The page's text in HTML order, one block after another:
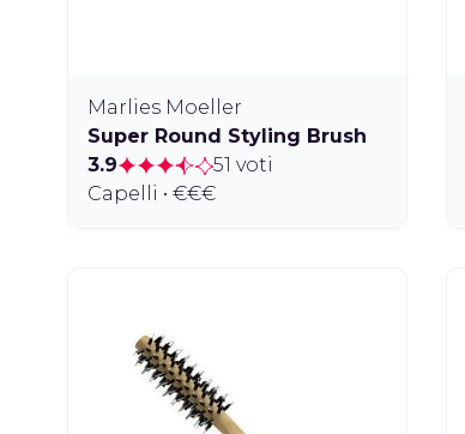
Marlies Moeller
Super Round Styling Brush
3.9
51 voti
Capelli • €€€